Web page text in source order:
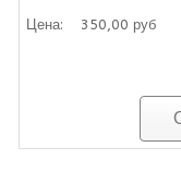
Цена: 350,00 руб